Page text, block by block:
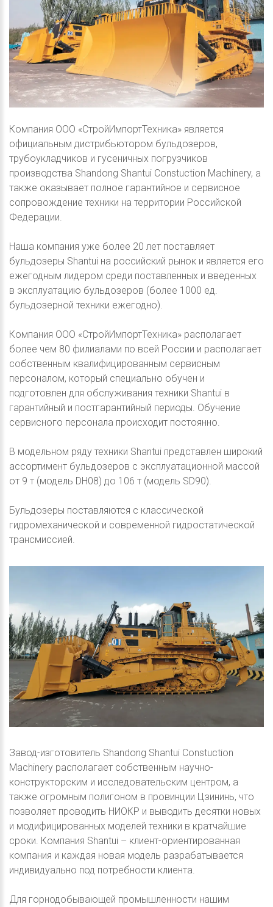
Компания ООО «СтройИмпортТехника» является
официальным дистрибьютором бульдозеров,
трубоукладчиков и гусеничных погрузчиков
производства Shandong Shantui Constuction Machinery, а
также оказывает полное гарантийное и сервисное
сопровождение техники на территории Российской
Федерации.
Наша компания уже более 20 лет поставляет
бульдозеры Shantui на российский рынок и является его
ежегодным лидером среди поставленных и введенных
в эксплуатацию бульдозеров (более 1000 ед.
бульдозерной техники ежегодно).
Компания ООО «СтройИмпортТехника» располагает
более чем 80 филиалами по всей России и располагает
собственным квалифицированным сервисным
персоналом, который специально обучен и
подготовлен для обслуживания техники Shantui в
гарантийный и постгарантийный периоды. Обучение
сервисного персонала происходит постоянно.
В модельном ряду техники Shantui представлен широкий
ассортимент бульдозеров с эксплуатационной массой
от 9 т (модель DH08) до 106 т (модель SD90).
Бульдозеры поставляются с классической
гидромеханической и современной гидростатической
трансмиссией.
Завод-изготовитель Shandong Shantui Constuction
Machinery располагает собственным научно-
конструкторским и исследовательским центром, а
также огромным полигоном в провинции Цзининь, что
позволяет проводить НИОКР и выводить десятки новых
и модифицированных моделей техники в кратчайшие
сроки. Компания Shantui – клиент-ориентированная
компания и каждая новая модель разрабатывается
индивидуально под потребности клиента.
Для горнодобывающей промышленности нашим